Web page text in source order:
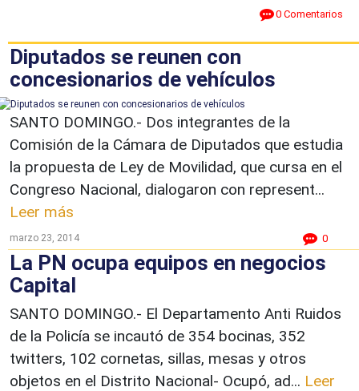
0 Comentarios
Diputados se reunen con
concesionarios de vehículos
SANTO DOMINGO.- Dos integrantes de la
Comisión de la Cámara de Diputados que estudia
la propuesta de Ley de Movilidad, que cursa en el
Congreso Nacional, dialogaron con represent...
Leer más
marzo 23, 2014 0
La PN ocupa equipos en negocios
Capital
SANTO DOMINGO.- El Departamento Anti Ruidos
de la Policía se incautó de 354 bocinas, 352
twitters, 102 cornetas, sillas, mesas y otros
objetos en el Distrito Nacional- Ocupó, ad... Leer